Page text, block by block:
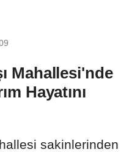
Mahallesi'nde
Hayatını
sakinlerinden